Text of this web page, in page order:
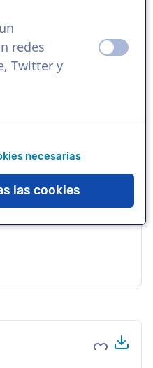
Travieso,
Agregar
redes
Twitter y
necesarias
las cookies